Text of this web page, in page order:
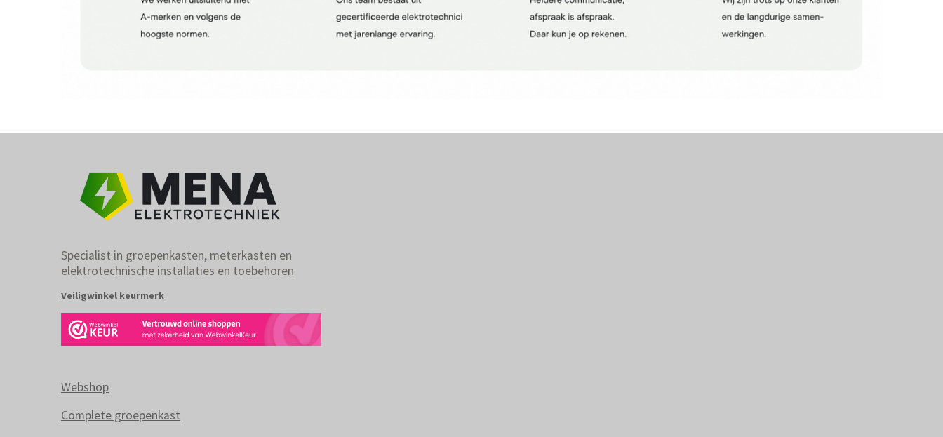
Specialist in groepenkasten, meterkasten en
elektrotechnische installaties en toebehoren
Veiligwinkel keurmerk
Webshop
Complete groepenkast